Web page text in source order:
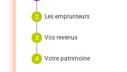
Les emprunteurs
Vos revenus
Votre patrimoine